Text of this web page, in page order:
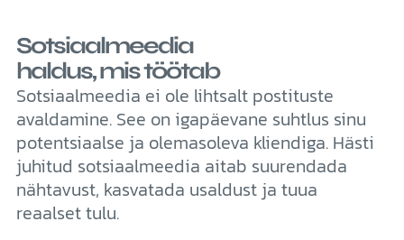
Sotsiaalmeedia
haldus, mis töötab
Sotsiaalmeedia ei ole lihtsalt postituste
avaldamine. See on igapäevane suhtlus sinu
potentsiaalse ja olemasoleva kliendiga. Hästi
juhitud sotsiaalmeedia aitab suurendada
nähtavust, kasvatada usaldust ja tuua
reaalset tulu.